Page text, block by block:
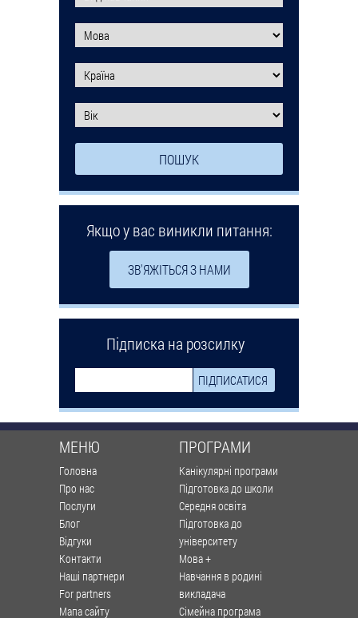
Якщо у вас виникли питання:
ЗВ'ЯЖІТЬСЯ З НАМИ
Підписка на розсилку
МЕНЮ
Головна
Про нас
Послуги
Блог
Відгуки
Контакти
Наші партнери
For partners
Мапа сайту
ПРОГРАМИ
Канікулярні програми
Підготовка до школи
Середня освіта
Підготовка до
університету
Мова +
Навчання в родині
викладача
Сімейна програма